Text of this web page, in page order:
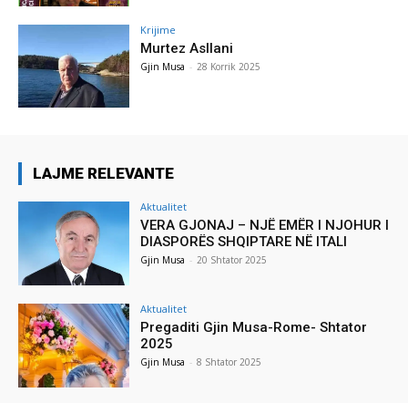
Krijime
Murtez Asllani
Gjin Musa - 28 Korrik 2025
LAJME RELEVANTE
Aktualitet
VERA GJONAJ – NJË EMËR I NJOHUR I
DIASPORËS SHQIPTARE NË ITALI
Gjin Musa - 20 Shtator 2025
Aktualitet
Pregaditi Gjin Musa-Rome- Shtator
2025
Gjin Musa - 8 Shtator 2025